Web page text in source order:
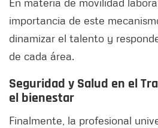
importancia de este
dinamizar el talento y
de cada área.
Seguridad y Salud en el
el bienestar
Finalmente, la profesional